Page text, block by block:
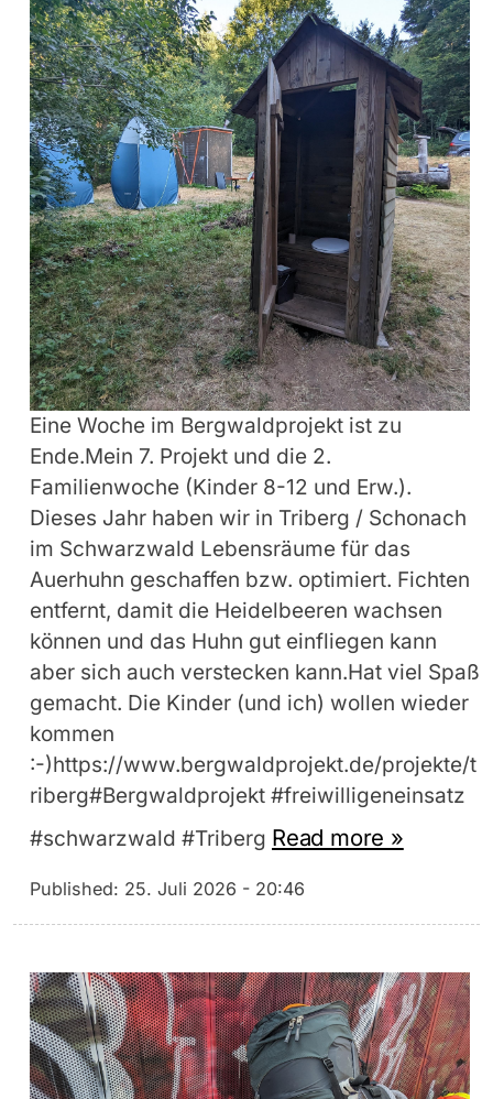
Eine Woche im Bergwaldprojekt ist zu
Ende.Mein 7. Projekt und die 2.
Familienwoche (Kinder 8-12 und Erw.).
Dieses Jahr haben wir in Triberg / Schonach
im Schwarzwald Lebensräume für das
Auerhuhn geschaffen bzw. optimiert. Fichten
entfernt, damit die Heidelbeeren wachsen
können und das Huhn gut einfliegen kann
aber sich auch verstecken kann.Hat viel Spaß
gemacht. Die Kinder (und ich) wollen wieder
kommen
:-)https://www.bergwaldprojekt.de/projekte/t
riberg#Bergwaldprojekt #freiwilligeneinsatz
#schwarzwald #Triberg Read more »
Published: 25. Juli 2026 - 20:46